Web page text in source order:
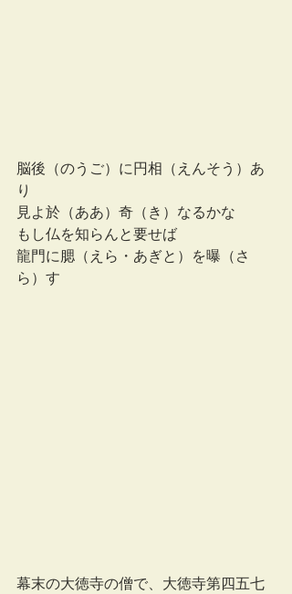
脳後（のうご）に円相（えんそう）あ
り
見よ於（ああ）奇（き）なるかな
もし仏を知らんと要せば
龍門に腮（えら・あぎと）を曝（さ
ら）す
幕末の大徳寺の僧で、大徳寺第四五七